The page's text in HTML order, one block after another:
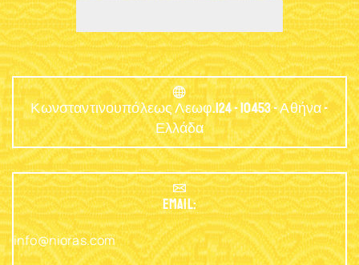
Κωνσταντινουπόλεως Λεωφ.124 - 10453 - Αθήνα -
Ελλάδα
EMAIL:
info@nioras.com